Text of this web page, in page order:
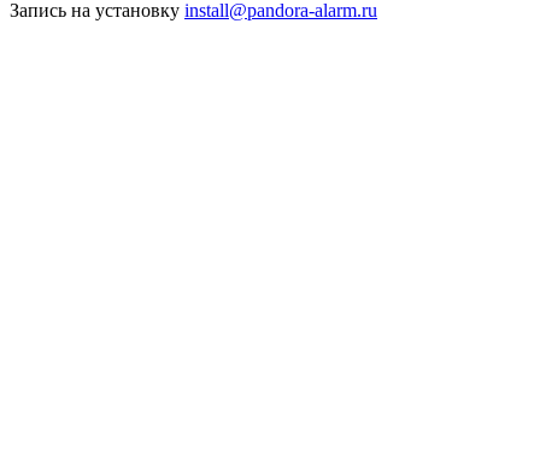
Запись на установку install@pandora-alarm.ru